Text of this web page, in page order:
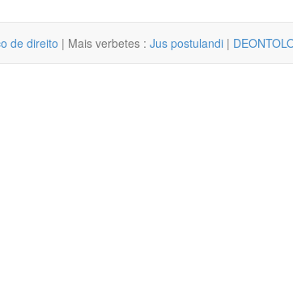
de direito | Mais verbetes : Jus postulandi |